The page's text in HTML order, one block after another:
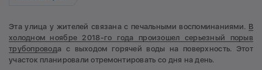
Эта улица у жителей связана с печальными воспоминаниями. В
холодном ноябре 2018-го года произошел серьезный порыв
трубопровода с выходом горячей воды на поверхность. Этот
участок планировали отремонтировать со дня на день.